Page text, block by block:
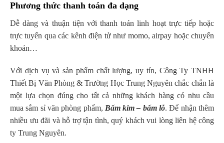
Phương thức thanh toán đa dạng
Dễ dàng và thuận tiện với thanh toán linh hoạt trực tiếp hoặc
trực tuyến qua các kênh điện tử như momo, airpay hoặc chuyển
khoản…
Với dịch vụ và sản phẩm chất lượng, uy tín, Công Ty TNHH
Thiết Bị Văn Phòng & Trường Học Trung Nguyên chắc chắn là
một lựa chọn đúng cho tất cả những khách hàng có nhu cầu
mua sắm sỉ văn phòng phẩm, Bấm kim – bấm lỗ. Để nhận thêm
nhiều ưu đãi và hỗ trợ tận tình, quý khách vui lòng liên hệ công
ty Trung Nguyên.